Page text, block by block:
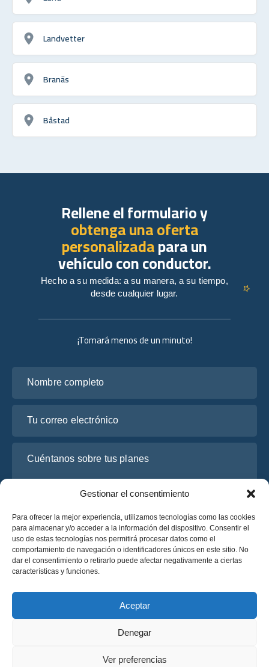
Gestionar el consentimiento
Para ofrecer la mejor experiencia, utilizamos tecnologías como las cookies
para almacenar y/o acceder a la información del dispositivo. Consentir el
uso de estas tecnologías nos permitirá procesar datos como el
comportamiento de navegación o identificadores únicos en este sitio. No
dar el consentimiento o retirarlo puede afectar negativamente a ciertas
características y funciones.
Aceptar
Denegar
Ver preferencias
Landvetter
Branäs
Båstad
¡Tomará menos de un minuto!
He leído y acepto la
Solicite un presupuesto
Solicite un presupuesto
Rellene el formulario y
obtenga una oferta
personalizadapara un
vehículo con conductor.
Hecho a su medida: a su manera, a su tiempo,
desde cualquier lugar.